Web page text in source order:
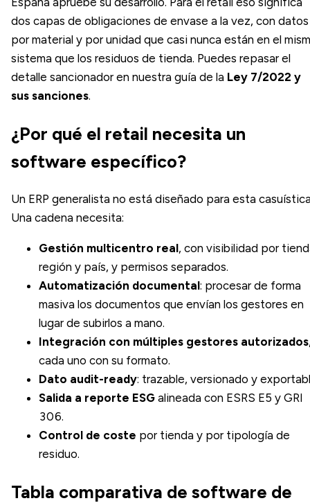
dos capas de obligaciones de envase a la vez, con datos
por material y por unidad que casi nunca están en el
sistema que los residuos de tienda. Puedes repasar el
detalle sancionador en nuestra guía de la Ley 7/2022 y
sus sanciones.
¿Por qué el retail necesita un
software específico?
Un ERP generalista no está diseñado para esta
Una cadena necesita:
Gestión multicentro real, con visibilidad por
región y país, y permisos separados.
Automatización documental: procesar de forma
masiva los documentos que envían los gestores en
lugar de subirlos a mano.
Integración con múltiples gestores autorizados
cada uno con su formato.
Dato audit-ready: trazable, versionado y
Salida a reporte ESG alineada con ESRS E5 y GRI
306.
Control de coste por tienda y por tipología de
residuo.
Tabla comparativa de software de